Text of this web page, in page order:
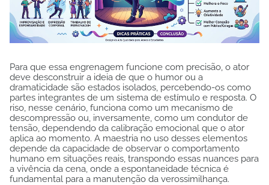
Para que essa engrenagem funcione com precisão, o ator
deve desconstruir a ideia de que o humor ou a
dramaticidade são estados isolados, percebendo-os como
partes integrantes de um sistema de estímulo e resposta. O
riso, nesse cenário, funciona como um mecanismo de
descompressão ou, inversamente, como um condutor de
tensão, dependendo da calibração emocional que o ator
aplica ao momento. A maestria no uso desses elementos
depende da capacidade de observar o comportamento
humano em situações reais, transpondo essas nuances para
a vivência da cena, onde a espontaneidade técnica é
fundamental para a manutenção da verossimilhança.